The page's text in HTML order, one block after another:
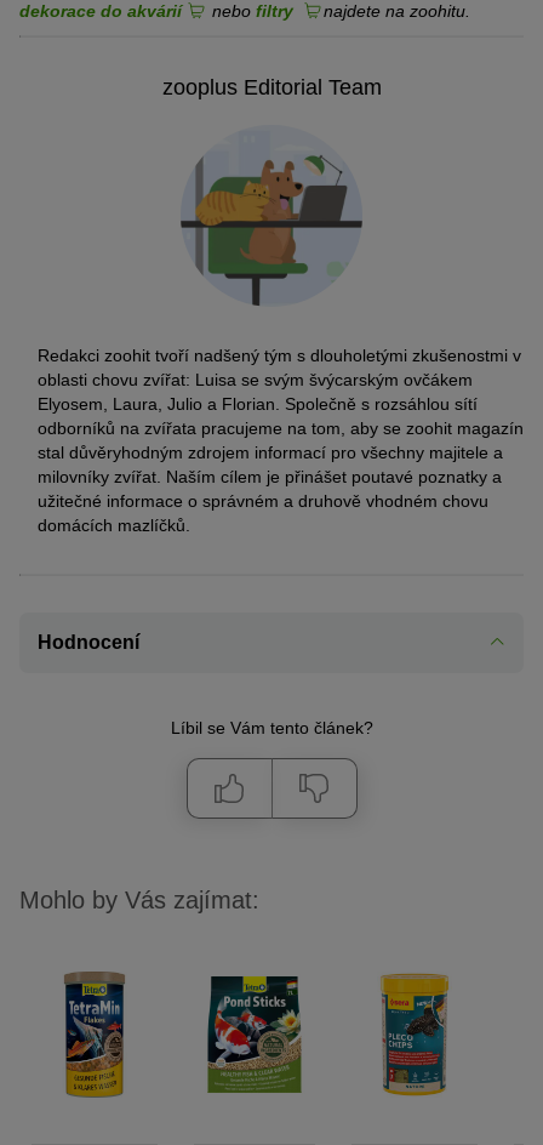
dekorace do akvárií
nebo filtry najdete na zoohitu.
zooplus Editorial Team
Redakci zoohit tvoří nadšený tým s dlouholetými zkušenostmi v
oblasti chovu zvířat: Luisa se svým švýcarským ovčákem
Elyosem, Laura, Julio a Florian. Společně s rozsáhlou sítí
odborníků na zvířata pracujeme na tom, aby se zoohit magazín
stal důvěryhodným zdrojem informací pro všechny majitele a
milovníky zvířat. Naším cílem je přinášet poutavé poznatky a
užitečné informace o správném a druhově vhodném chovu
domácích mazlíčků.
Hodnocení
Líbil se Vám tento článek?
Mohlo by Vás zajímat: